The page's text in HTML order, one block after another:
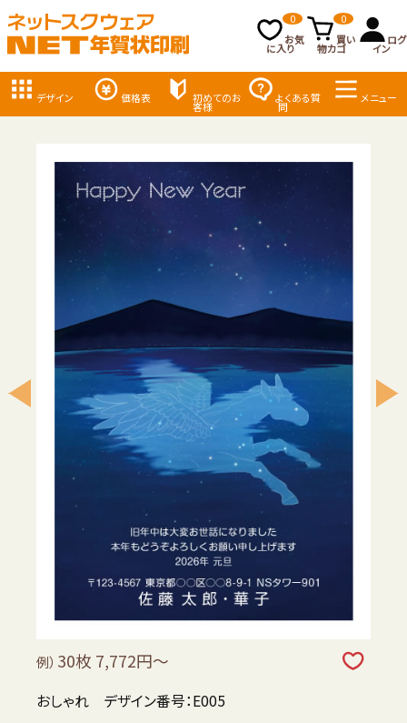
お気
に入り
0
買い
物カゴ
0
ログ
イン
デザイン 価格表 初めてのお
客様
よくある質
問
メニュー
例） 30枚 7,772円～
おしゃれ デザイン番号：E005